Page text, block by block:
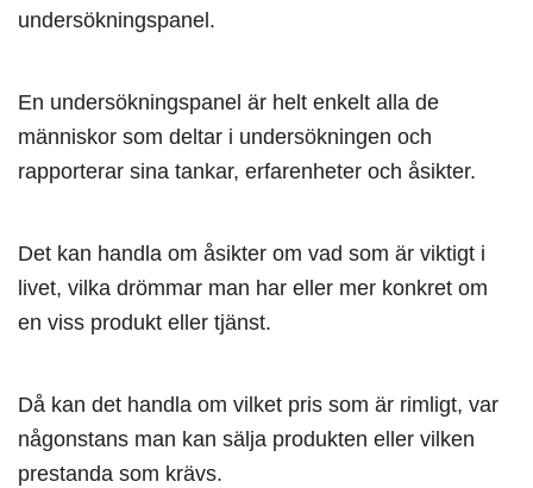
undersökningspanel.
En undersökningspanel är helt enkelt alla de
människor som deltar i undersökningen och
rapporterar sina tankar, erfarenheter och åsikter.
Det kan handla om åsikter om vad som är viktigt i
livet, vilka drömmar man har eller mer konkret om
en viss produkt eller tjänst.
Då kan det handla om vilket pris som är rimligt, var
någonstans man kan sälja produkten eller vilken
prestanda som krävs.